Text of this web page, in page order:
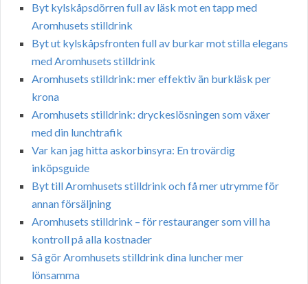
Byt kylskåpsdörren full av läsk mot en tapp med
Aromhusets stilldrink
Byt ut kylskåpsfronten full av burkar mot stilla elegans
med Aromhusets stilldrink
Aromhusets stilldrink: mer effektiv än burkläsk per
krona
Aromhusets stilldrink: dryckeslösningen som växer
med din lunchtrafik
Var kan jag hitta askorbinsyra: En trovärdig
inköpsguide
Byt till Aromhusets stilldrink och få mer utrymme för
annan försäljning
Aromhusets stilldrink – för restauranger som vill ha
kontroll på alla kostnader
Så gör Aromhusets stilldrink dina luncher mer
lönsamma